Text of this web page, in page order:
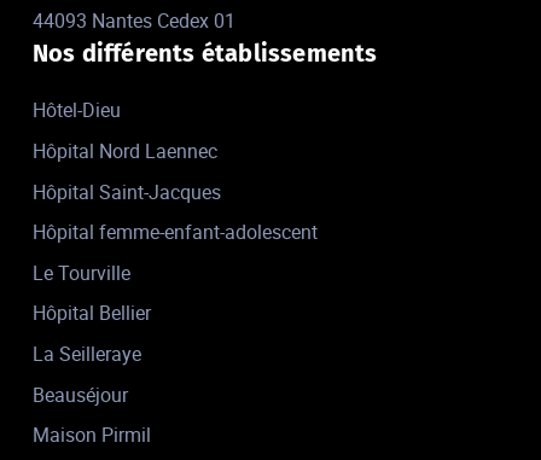
44093 Nantes Cedex 01
Nos différents établissements
Hôtel-Dieu
Hôpital Nord Laennec
Hôpital Saint-Jacques
Hôpital femme-enfant-adolescent
Le Tourville
Hôpital Bellier
La Seilleraye
Beauséjour
Maison Pirmil